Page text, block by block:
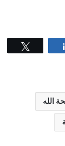
الله